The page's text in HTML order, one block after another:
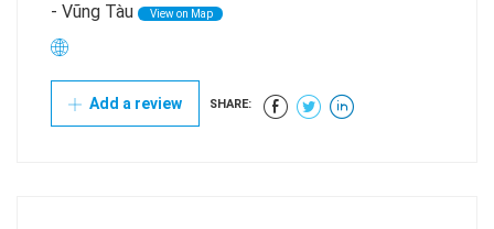
- Vũng Tàu
View on Map
Add a review SHARE: